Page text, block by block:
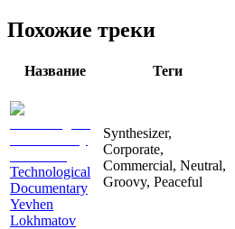
Похожие треки
Название Теги
Technological
Documentary
Yevhen
Lokhmatov
Synthesizer,
Corporate,
Commercial, Neutral,
Groovy, Peaceful